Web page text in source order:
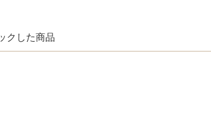
クした商品